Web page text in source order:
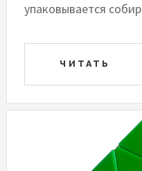
упаковывается
ЧИТАТЬ